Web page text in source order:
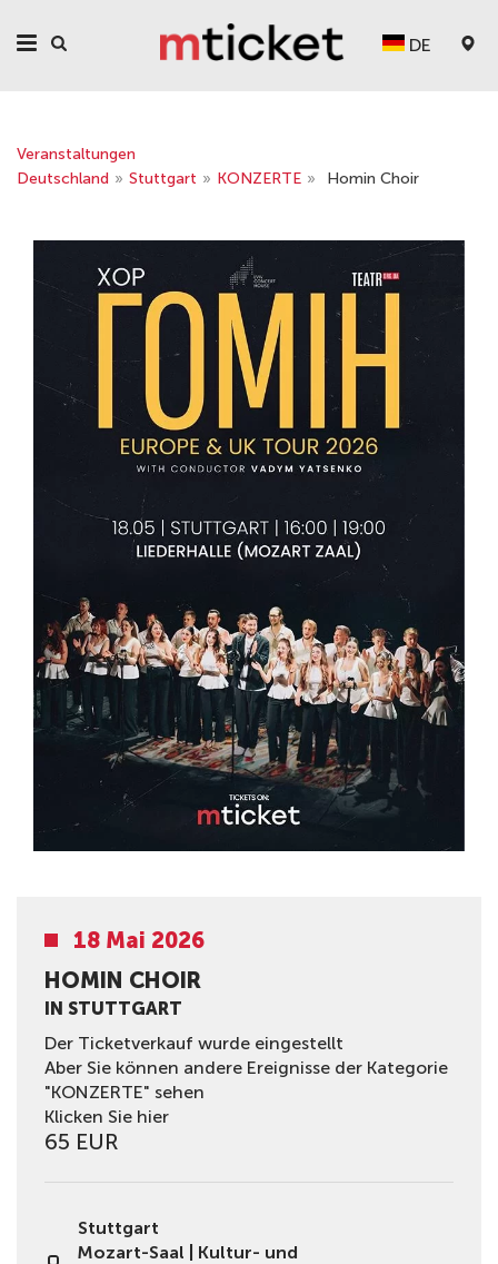
DE
Veranstaltungen
Deutschland » Stuttgart » KONZERTE » Homin Choir
18 Mai 2026
HOMIN CHOIR
IN STUTTGART
Der Ticketverkauf wurde eingestellt
Aber Sie können andere Ereignisse der Kategorie
"KONZERTE" sehen
Klicken Sie hier
65 EUR
Stuttgart
Mozart-Saal | Kultur- und